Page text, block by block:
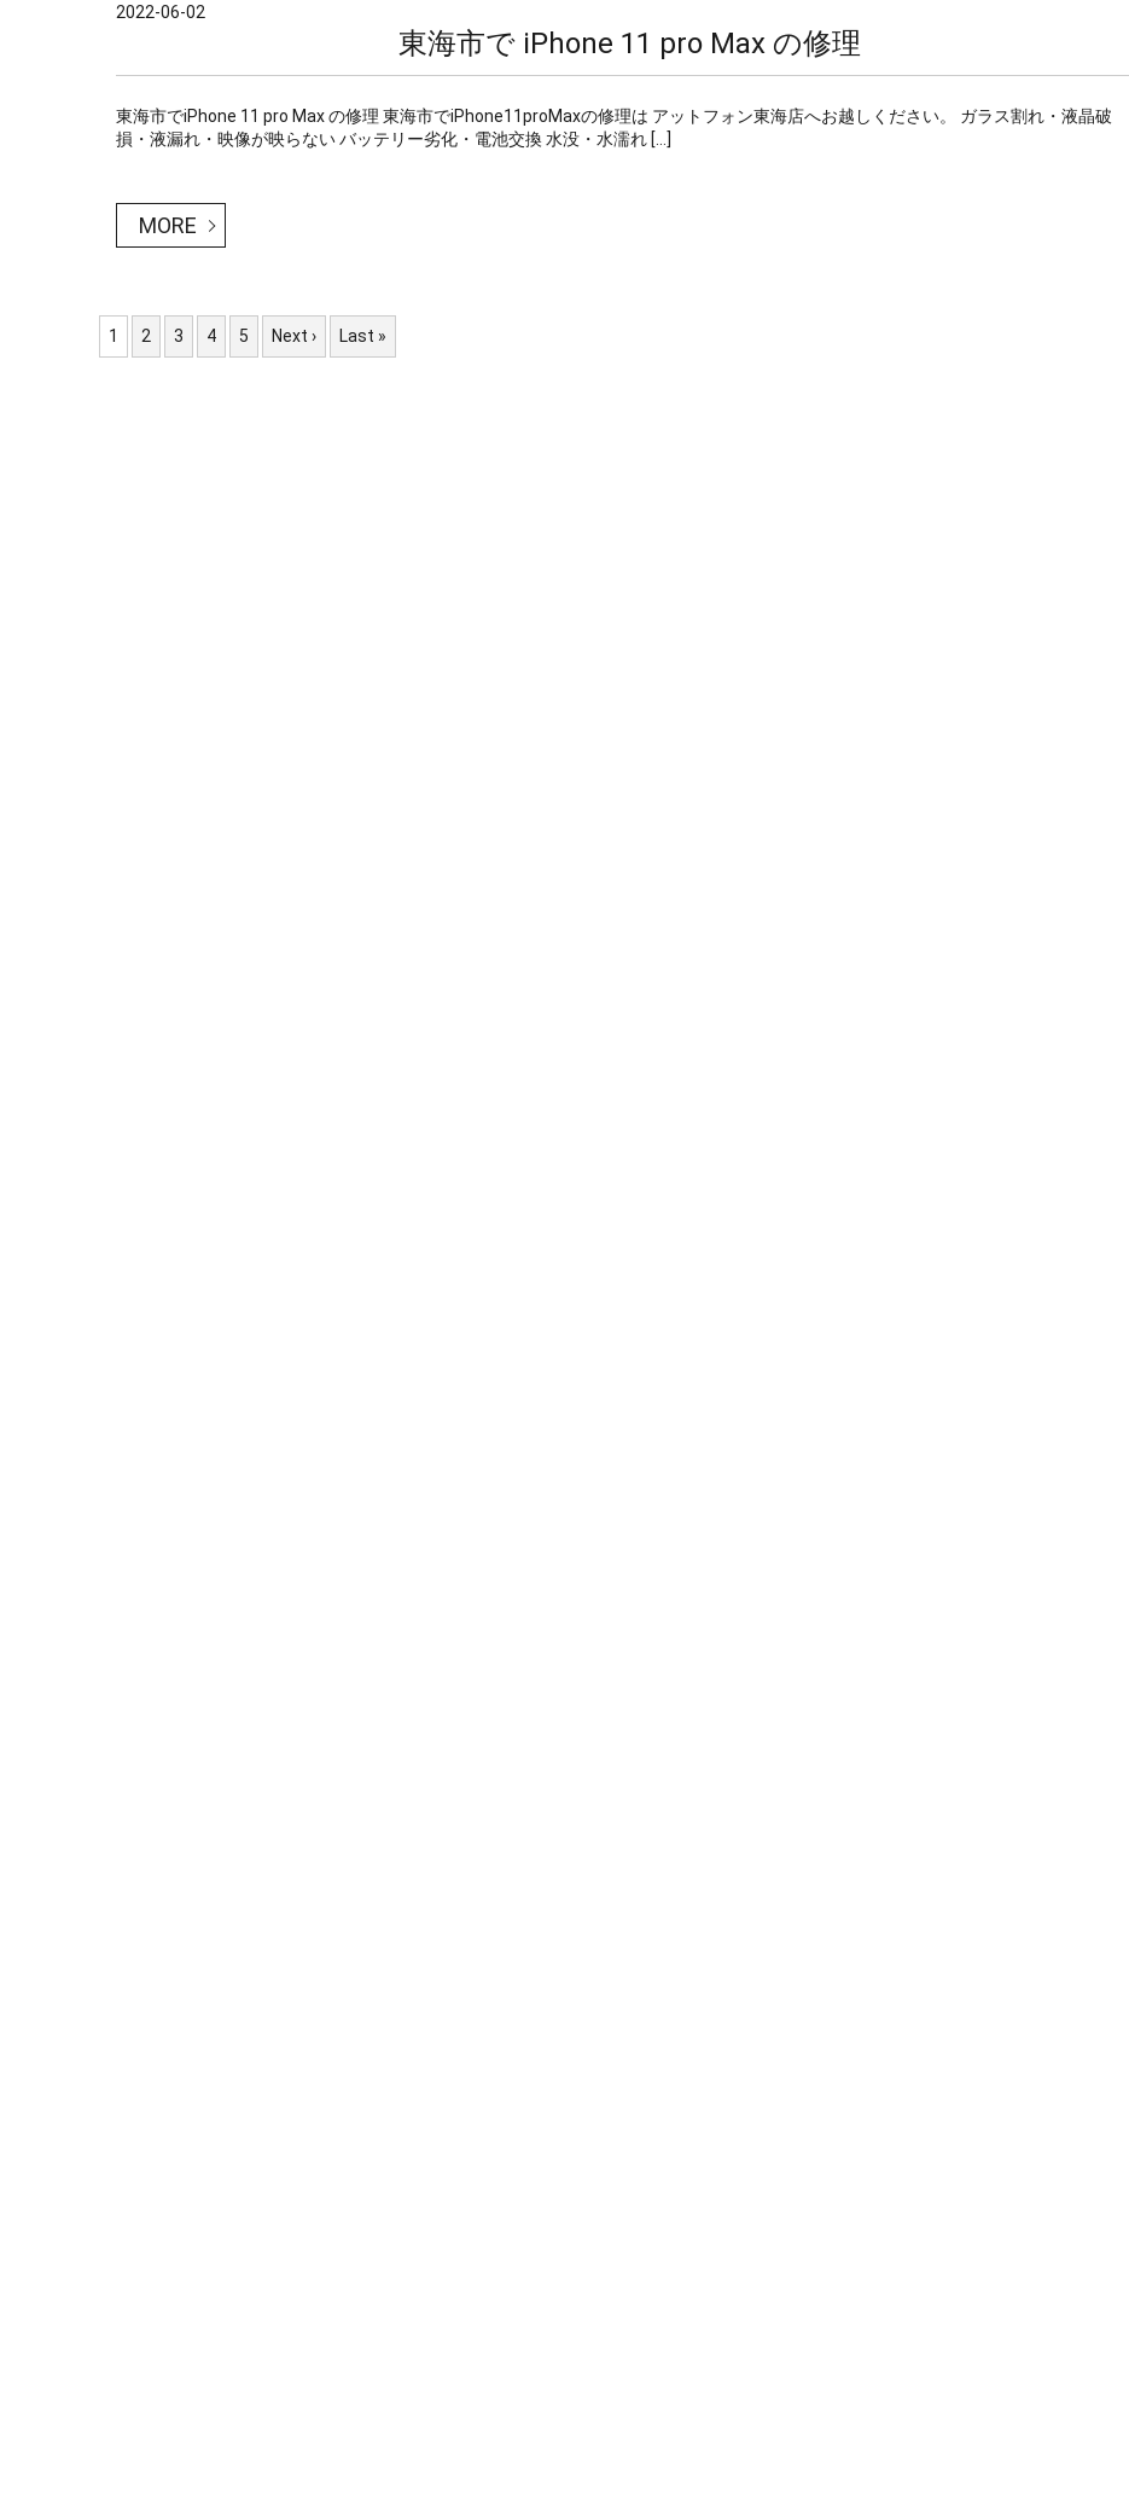
2022-06-02
東海市で iPhone 11 pro Max の修理
東海市でiPhone 11 pro Max の修理 東海市でiPhone11proMaxの修理は アットフォン東海店へお越しください。 ガラス割れ・液晶破
損・液漏れ・映像が映らない バッテリー劣化・電池交換 水没・水濡れ […]
MORE
1 2 3 4 5 Next › Last »